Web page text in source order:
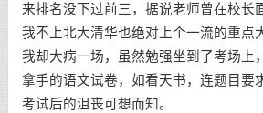
来排名没下过前三，据说老师曾在校长
我不上北大清华也绝对上个一流的重点
我却大病一场，虽然勉强坐到了考场上
拿手的语文试卷，如看天书，连题目要
考试后的沮丧可想而知。